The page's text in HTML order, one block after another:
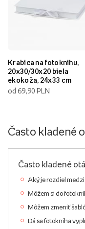
Krabica na fotoknihu,
20x30/30x20 biela
ekokoža, 24x33 cm
od 69,90 PLN
Často kladené
Často kladené
Aký je rozdiel
Môžem si do
Môžem zmeniť
Dá sa fotokniha